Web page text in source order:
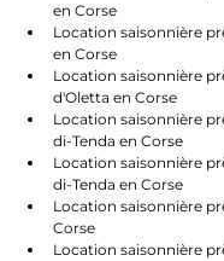
en Corse
Location saisonnière
en Corse
Location saisonnière
d'Oletta en Corse
Location saisonnière
di-Tenda en Corse
Location saisonnière
di-Tenda en Corse
Location saisonnière
Corse
Location saisonnière